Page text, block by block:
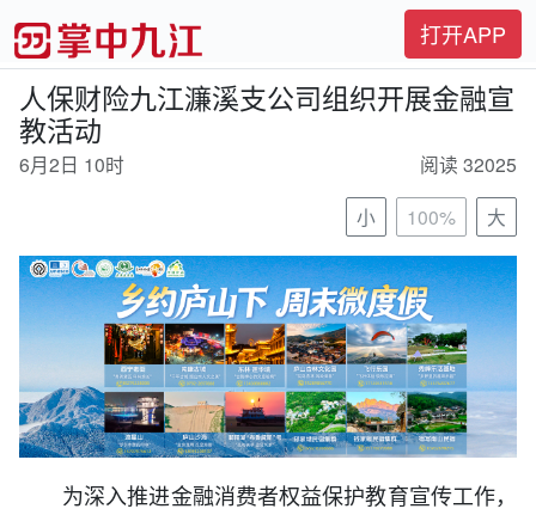
打开APP
人保财险九江濂溪支公司组织开展金融宣
教活动
6月2日 10时
阅读 32025
小
100% 大
为深入推进金融消费者权益保护教育宣传工作，